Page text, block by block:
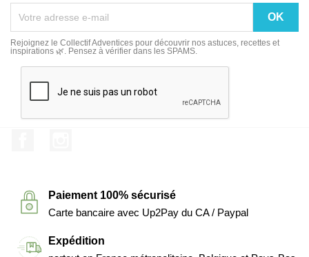
Rejoignez le Collectif Adventices pour découvrir nos astuces, recettes et
inspirations 🌿. Pensez à vérifier dans les SPAMS.
Paiement 100% sécurisé
Carte bancaire avec Up2Pay du CA / Paypal
Expédition